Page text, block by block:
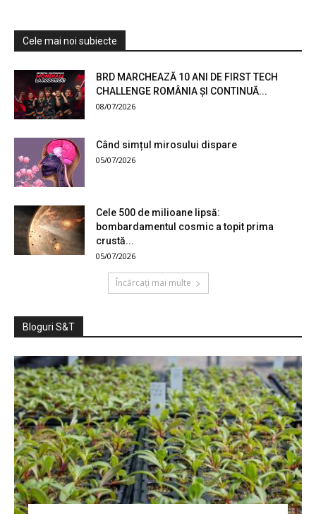
Cele mai noi subiecte
BRD MARCHEAZĂ 10 ANI DE FIRST TECH
CHALLENGE ROMÂNIA ȘI CONTINUĂ...
08/07/2026
Când simțul mirosului dispare
05/07/2026
Cele 500 de milioane lipsă:
bombardamentul cosmic a topit prima
crustă...
05/07/2026
Încărcați mai multe
Bloguri S&T